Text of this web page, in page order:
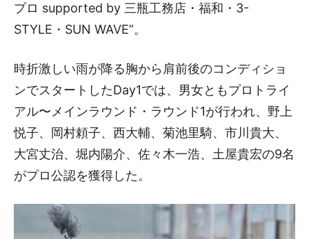
プロ supported by 三瓶工務店・福和・3-
STYLE・SUN WAVE”。
時折激しい雨が降る胸から肩前後のコンディショ
ンでスタートしたDay1では、男女ともプロトライ
アル〜メインラウンド・ラウンド1が行われ、野上
悦子、岡村頼子、西大輔、菊池里騎、市川貴大、
大宮丈治、堀内陽介、佐々木一浩、土屋貴宏の9名
がプロ公認を獲得した。